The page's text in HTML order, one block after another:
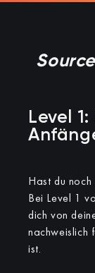
Level
Hast du
Bei Level 1
dich von
nachweislich
ist.